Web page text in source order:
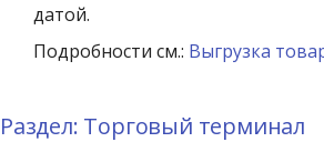
датой.
Подробности см.: Выгрузка
Раздел: Торговый терминал